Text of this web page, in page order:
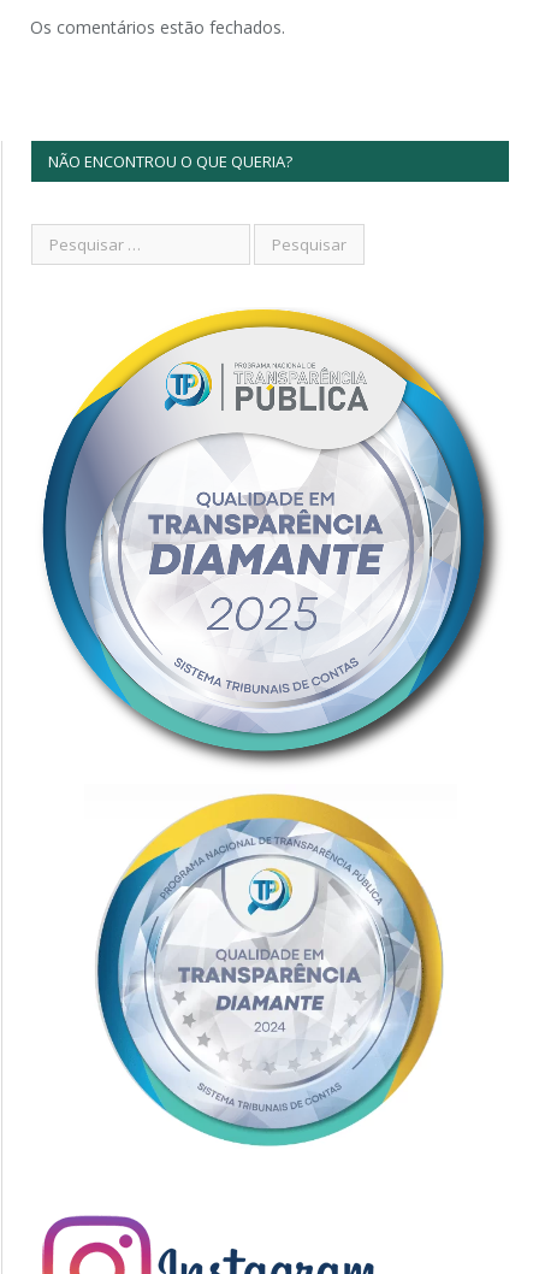
Os comentários estão fechados.
NÃO ENCONTROU O QUE QUERIA?